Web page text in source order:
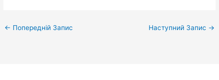
← Попередній Запис Наступний Запис →